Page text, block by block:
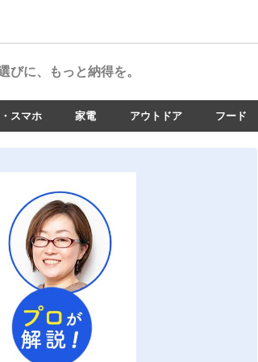
びに、もっと納得を。
スマホ 家電 アウトドア フード